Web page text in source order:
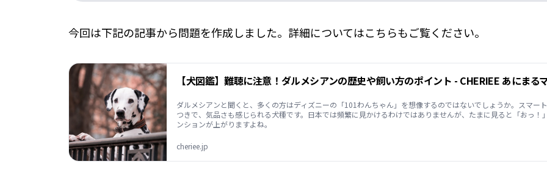
今回は下記の記事から問題を作成しました。詳細についてはこちらもご覧ください。
ダルメシアンと聞くと、多くの方はディズニーの「101わんちゃん」を想像するのではないでしょうか。スマー
つきで、気品さも感じられる犬種です。日本では頻繁に見かけるわけではありませんが、たまに見ると「おっ！
ンションが上がりますよね。
cheriee.jp